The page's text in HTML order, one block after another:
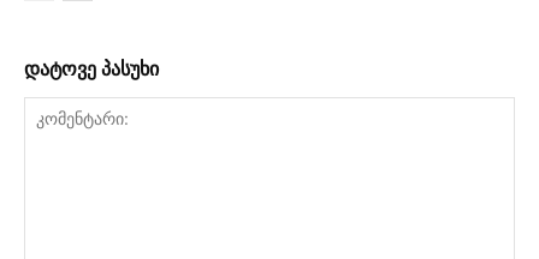
დატოვე პასუხი